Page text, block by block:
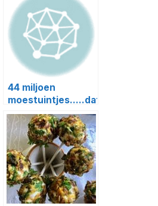
44 miljoen
moestuintjes…..dat
zijn een heleboel
radijsjes (+
receptje tzatziki
radijs)